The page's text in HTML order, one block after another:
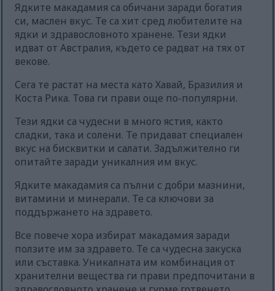
Ядките макадамия са обичани заради богатия
си, маслен вкус. Те са хит сред любителите на
ядки и здравословното хранене. Тези ядки
идват от Австралия, където се радват на тях от
векове.
Сега те растат на места като Хавай, Бразилия и
Коста Рика. Това ги прави още по-популярни.
Тези ядки са чудесни в много ястия, както
сладки, така и солени. Те придават специален
вкус на бисквитки и салати. Задължително ги
опитайте заради уникалния им вкус.
Ядките макадамия са пълни с добри мазнини,
витамини и минерали. Те са ключови за
поддържането на здравето.
Все повече хора избират макадамия заради
ползите им за здравето. Те са чудесна закуска
или съставка. Уникалната им комбинация от
хранителни вещества ги прави предпочитани в